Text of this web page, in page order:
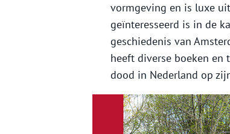
vormgeving en is luxe
geïnteresseerd is in de
geschiedenis van
heeft diverse boeken en
dood in Nederland op